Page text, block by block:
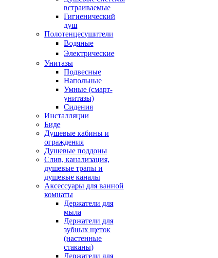
встраиваемые
Гигиенический
душ
Полотенцесушители
ㅤВодяные
ㅤЭлектрические
Унитазы
Подвесные
Напольные
Умные (смарт-
унитазы)
Сидения
Инсталляции
Биде
Душевые кабины и
ограждения
Душевые поддоны
Слив, канализация,
душевые трапы и
душевые каналы
Аксессуары для ванной
комнаты
Держатели для
мыла
Держатели для
зубных щеток
(настенные
стаканы)
Держатели для